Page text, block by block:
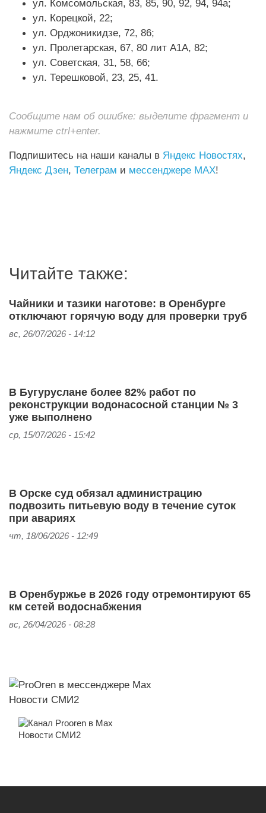
ул. Комсомольская, 83, 85, 90, 92, 94, 94а;
ул. Корецкой, 22;
ул. Орджоникидзе, 72, 86;
ул. Пролетарская, 67, 80 лит А1А, 82;
ул. Советская, 31, 58, 66;
ул. Терешковой, 23, 25, 41.
Сообщите нам об ошибке: выделите фрагмент и
нажмите ctrl+enter.
Подпишитесь на наши каналы в Яндекс Новостях,
Яндекс Дзен, Телеграм и мессенджере MAX!
Читайте также:
Чайники и тазики наготове: в Оренбурге
отключают горячую воду для проверки труб
вс, 26/07/2026 - 14:12
В Бугуруслане более 82% работ по
реконструкции водонасосной станции № 3
уже выполнено
ср, 15/07/2026 - 15:42
В Орске суд обязал администрацию
подвозить питьевую воду в течение суток
при авариях
чт, 18/06/2026 - 12:49
В Оренбуржье в 2026 году отремонтируют 65
км сетей водоснабжения
вс, 26/04/2026 - 08:28
Новости СМИ2
Новости СМИ2